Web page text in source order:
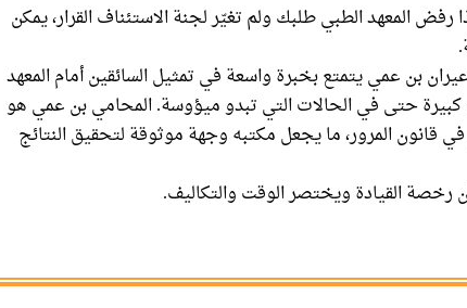
رفض المعهد الطبي طلبك ولم تغيّر لجنة الاستئناف القرار، يمكن
بن عمي يتمتع بخبرة واسعة في تمثيل السائقين أمام المعهد
حتى في الحالات التي تبدو ميؤوسة. المحامي بن عمي هو
المرور، ما يجعل مكتبه وجهة موثوقة لتحقيق النتائج
رخصة القيادة ويختصر الوقت والتكاليف.